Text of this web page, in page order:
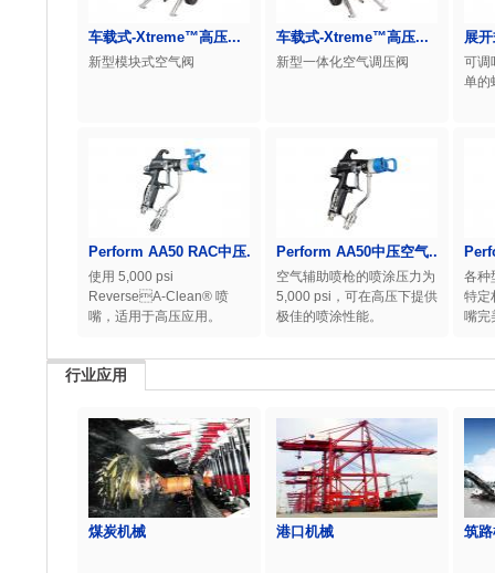
车载式-Xtreme™高压...
新型模块式空气阀
车载式-Xtreme™高压...
新型一体化空气调压阀
展
可调
单的
Perform AA50 RAC中压...
使用 5,000 psi
ReverseA-Clean® 喷
嘴，适用于高压应用。
Perform AA50中压空气...
空气辅助喷枪的喷涂压力为
5,000 psi，可在高压下提供
极佳的喷涂性能。
各种
特定
嘴完
行业应用
煤炭机械 港口机械 筑